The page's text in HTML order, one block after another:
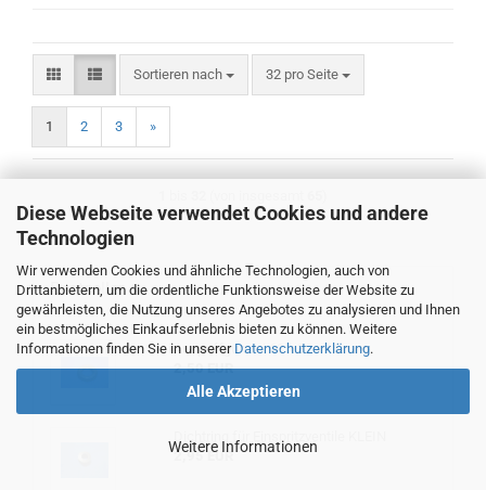
Diese Webseite verwendet Cookies und andere
Technologien
Wir verwenden Cookies und ähnliche Technologien, auch von
Drittanbietern, um die ordentliche Funktionsweise der Website zu
gewährleisten, die Nutzung unseres Angebotes zu analysieren und Ihnen
ein bestmögliches Einkaufserlebnis bieten zu können. Weitere
Informationen finden Sie in unserer Datenschutzerklärung.
Alle Akzeptieren
Weitere Informationen
Sortieren nach
Sortieren nach 32 pro Seite
pro Seite
1 2 3 »
Bestseller
Auspuffgummi 63 x 32 x 16 mm
2,50 EUR
Dichtring für Einspritzventile KLEIN
2,95 EUR